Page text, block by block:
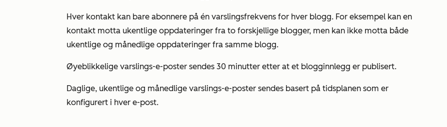
Hver kontakt kan bare abonnere på én varslingsfrekvens for hver blogg. For eksempel kan en
kontakt motta ukentlige oppdateringer fra to forskjellige blogger, men kan ikke motta både
ukentlige og månedlige oppdateringer fra samme blogg.
Øyeblikkelige varslings-e-poster sendes 30 minutter etter at et blogginnlegg er publisert.
Daglige, ukentlige og månedlige varslings-e-poster sendes basert på tidsplanen som er
konfigurert i hver e-post.